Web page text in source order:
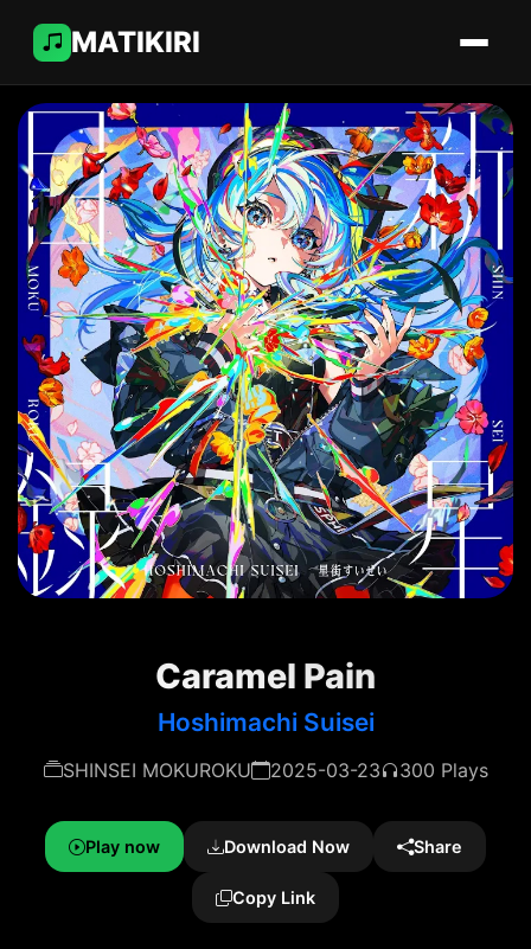
MATIKIRI
Caramel Pain
Hoshimachi Suisei
SHINSEI MOKUROKU 2025-03-23 300 Plays
Play now Download Now Share
Copy Link